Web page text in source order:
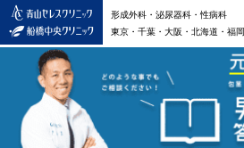
形成外科・泌尿器科・性病科
東京・千葉・大阪・北海道・福岡